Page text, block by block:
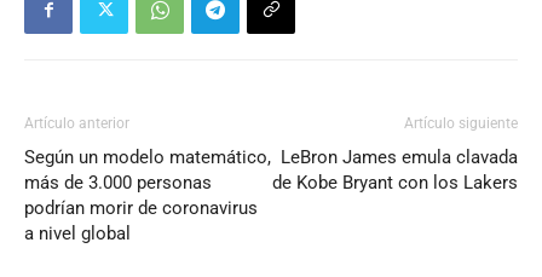
Artículo anterior
Según un modelo matemático,
más de 3.000 personas
podrían morir de coronavirus
a nivel global
Artículo siguiente
LeBron James emula clavada
de Kobe Bryant con los Lakers